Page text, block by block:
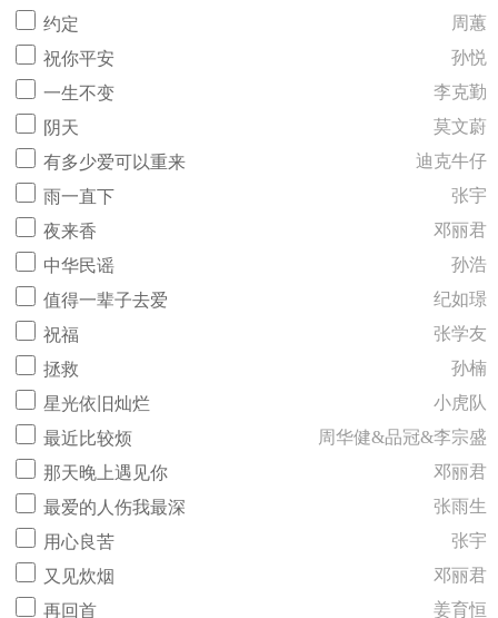
约定
周蕙
祝你平安
孙悦
一生不变
李克勤
阴天
莫文蔚
有多少爱可以重来
迪克牛仔
雨一直下
张宇
夜来香
邓丽君
中华民谣
孙浩
值得一辈子去爱
纪如璟
祝福
张学友
拯救
孙楠
星光依旧灿烂
小虎队
最近比较烦
周华健&品冠&李宗盛
那天晚上遇见你
邓丽君
最爱的人伤我最深
张雨生
用心良苦
张宇
又见炊烟
邓丽君
再回首
姜育恒